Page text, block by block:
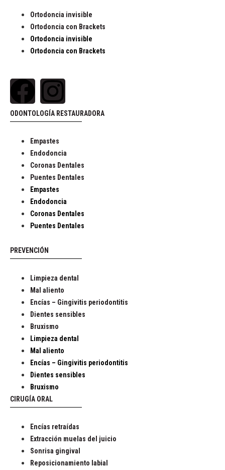
Ortodoncia invisible
Ortodoncia con Brackets
Ortodoncia invisible
Ortodoncia con Brackets
ODONTOLOGÍA RESTAURADORA
Empastes
Endodoncia
Coronas Dentales
Puentes Dentales
Empastes
Endodoncia
Coronas Dentales
Puentes Dentales
PREVENCIÓN
Limpieza dental
Mal aliento
Encías – Gingivitis periodontitis
Dientes sensibles
Bruxismo
Limpieza dental
Mal aliento
Encías – Gingivitis periodontitis
Dientes sensibles
Bruxismo
CIRUGÍA ORAL
Encías retraídas
Extracción muelas del juicio
Sonrisa gingival
Reposicionamiento labial